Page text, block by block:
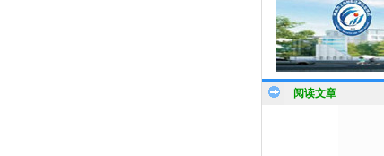
阅读文章